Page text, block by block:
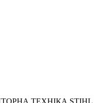
ТЕХНІКА STIHL